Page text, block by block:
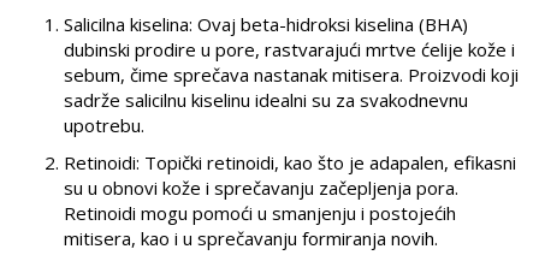
Salicilna kiselina: Ovaj beta-hidroksi kiselina (BHA)
dubinski prodire u pore, rastvarajući mrtve ćelije kože i
sebum, čime sprečava nastanak mitisera. Proizvodi koji
sadrže salicilnu kiselinu idealni su za svakodnevnu
upotrebu.
Retinoidi: Topički retinoidi, kao što je adapalen, efikasni
su u obnovi kože i sprečavanju začepljenja pora.
Retinoidi mogu pomoći u smanjenju i postojećih
mitisera, kao i u sprečavanju formiranja novih.